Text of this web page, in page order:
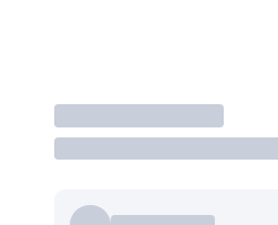
İşlem Yap